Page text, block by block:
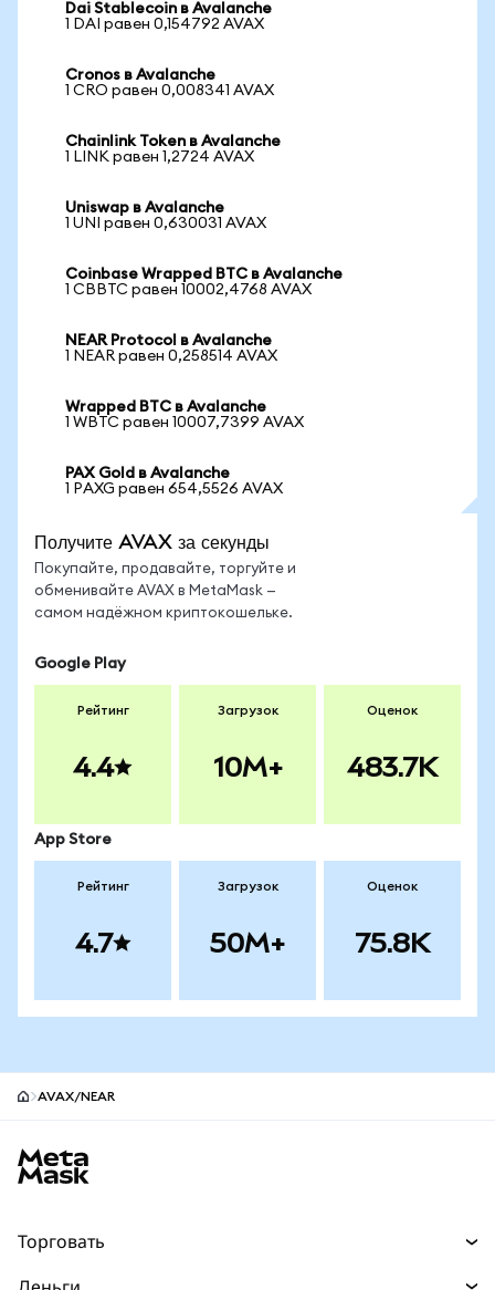
Dai Stablecoin в Avalanche
1 DAI равен 0,154792 AVAX
Cronos в Avalanche
1 CRO равен 0,008341 AVAX
Chainlink Token в Avalanche
1 LINK равен 1,2724 AVAX
Uniswap в Avalanche
1 UNI равен 0,630031 AVAX
Coinbase Wrapped BTC в Avalanche
1 CBBTC равен 10002,4768 AVAX
NEAR Protocol в Avalanche
1 NEAR равен 0,258514 AVAX
Wrapped BTC в Avalanche
1 WBTC равен 10007,7399 AVAX
PAX Gold в Avalanche
1 PAXG равен 654,5526 AVAX
Получите AVAX за секунды
Покупайте, продавайте, торгуйте и
обменивайте AVAX в MetaMask —
самом надёжном криптокошельке.
Google Play
Рейтинг
4.4
Загрузок
10M+
Оценок
483.7K
App Store
Рейтинг
4.7
Загрузок
50M+
Оценок
75.8K
AVAX/NEAR
Торговать